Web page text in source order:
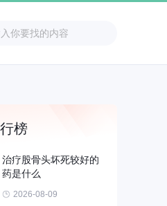
榜
治疗股骨头坏死较好的
药是什么
2026-08-09